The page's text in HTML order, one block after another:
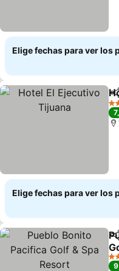
Elige fechas para ver los
2
Elige fechas para ver los
5